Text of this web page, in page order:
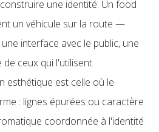
une identité. Un food
un véhicule sur la route —
interface avec le public, une
ceux qui l'utilisent.
esthétique est celle où le
: lignes épurées ou caractère
coordonnée à l'identité